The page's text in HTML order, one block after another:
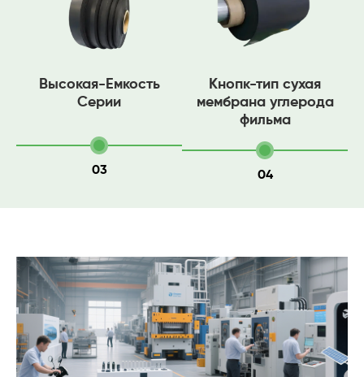
Высокая-Емкость
Серии
03
Кнопк-тип сухая
мембрана углерода
фильма
04